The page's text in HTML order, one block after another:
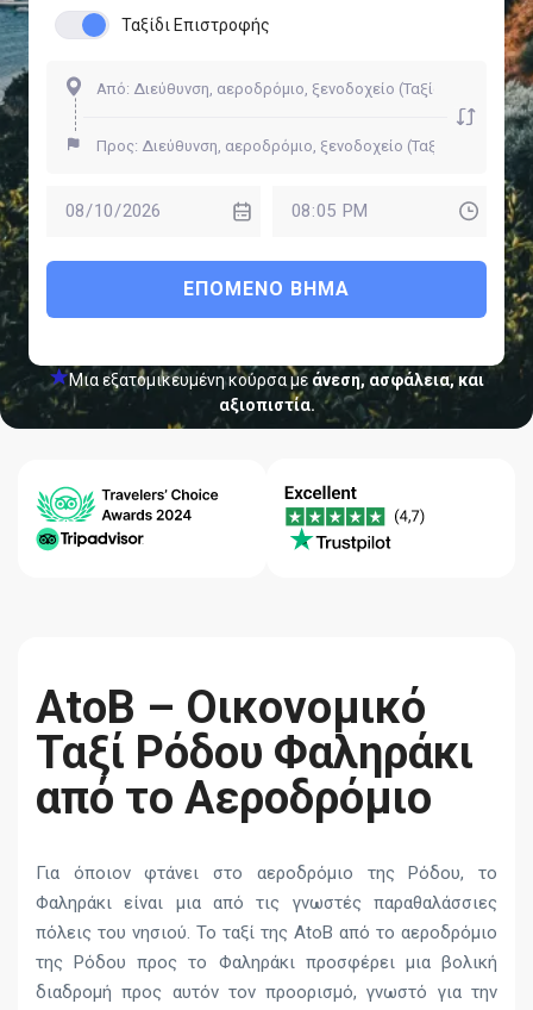
Ταξίδι Επιστροφής
ΕΠΌΜΕΝΟ ΒΉΜΑ
Μια εξατομικευμένη κούρσα με άνεση, ασφάλεια, και
αξιοπιστία.
βοήθειας
24/7
Χαμηλότερης
AtoB – Οικονομικό
Ταξί Ρόδου Φαληράκι
από το Αεροδρόμιο
Για όποιον φτάνει στο αεροδρόμιο της Ρόδου, το
Φαληράκι είναι μια από τις γνωστές παραθαλάσσιες
πόλεις του νησιού. Το ταξί της AtoB από το αεροδρόμιο
της Ρόδου προς το Φαληράκι προσφέρει μια βολική
διαδρομή προς αυτόν τον προορισμό, γνωστό για την